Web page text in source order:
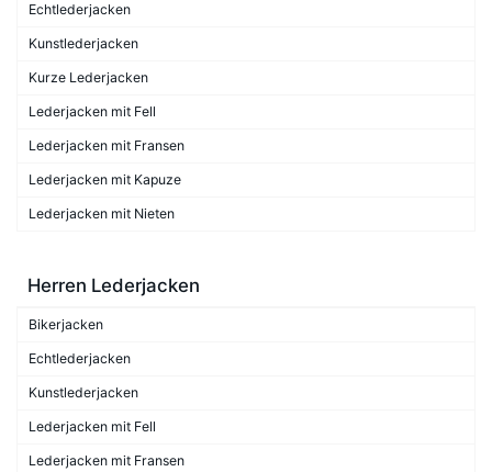
Echtlederjacken
Kunstlederjacken
Kurze Lederjacken
Lederjacken mit Fell
Lederjacken mit Fransen
Lederjacken mit Kapuze
Lederjacken mit Nieten
Herren Lederjacken
Bikerjacken
Echtlederjacken
Kunstlederjacken
Lederjacken mit Fell
Lederjacken mit Fransen